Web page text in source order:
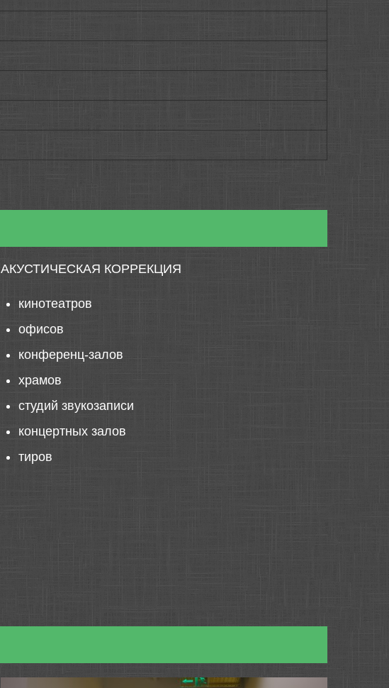
АКУСТИЧЕСКАЯ КОРРЕКЦИЯ
кинотеатров
офисов
конференц-залов
храмов
студий звукозаписи
концертных залов
тиров